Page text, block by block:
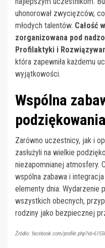
uhonorował zwycięzców,
młodych talentów. Całość
zorganizowana pod
Profilaktyki i
która zapewniła każdemu
wyjątkowości.
Wspólna
podziękowania
Zarówno uczestnicy, jak i
zasłużyli na wielkie
niezapomnianej atmosfery.
wspólna zabawa i
elementy dnia. Wydarzenie
wszystkich obecnych,
rodziny jako bezpiecznej
Źródło: facebook.com/